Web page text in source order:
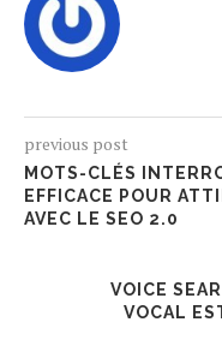
previous post
MOTS-CLÉS
EFFICACE POUR
AVEC LE SEO 2.0
VOICE
VOCAL